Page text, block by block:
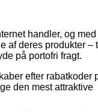
handler, og med
af deres produkter –
på portofri fragt.
efter rabatkoder
den mest attraktive